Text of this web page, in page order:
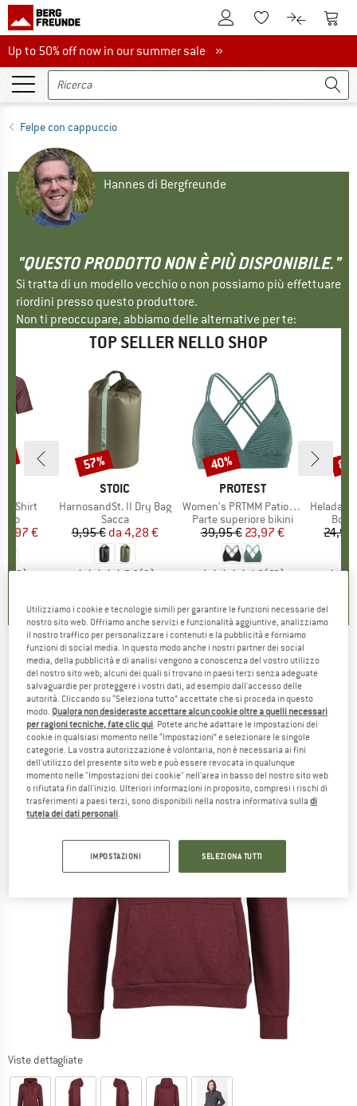
Al conto clienteAlla lista
Al Al
Up to 50% off now in our summer sale
Up to 50% off now in our summer sale »
Felpe con cappuccio
Hannes di Bergfreunde
"QUESTO PRODOTTO NON È PIÙ DISPONIBILE."
Si tratta di un modello vecchio o non possiamo più effettuare
riordini presso questo produttore.
Non ti preoccupare, abbiamo delle alternative per te:
TOP SELLER NELLO SHOP
T-Shirt
ridotto
€
(3)
MARCHIO
STOIC
Articolo
HarnosandSt. II Dry Bag
Gruppo di prodotti
Sacca
Prezzo
9,95 € Prezzo ridotto
da 4,28 €
5,0(2)
Sconto
57%
MARCHIO
PROTEST
Articolo
Women's PRTMM Patio Triangle
Gruppo di prodotti
Parte superiore bikini
Prezzo
39,95 €Prezzo ridotto
23,97 €
4,9(23)
Sconto
40%
Articolo
HeladagenSt.
24,95
NIKIN -Treehoodie - Felpa con cappuccio
(0)
Viste dettagliate
Utilizziamo i cookie e tecnologie simili per garantire le funzioni necessarie del
nostro sito web. Offriamo anche servizi e funzionalità aggiuntive, analizziamo
il nostro traffico per personalizzare i contenuti e la pubblicità e forniamo
funzioni di social media. In questo modo anche i nostri partner dei social
media, della pubblicità e di analisi vengono a conoscenza del vostro utilizzo
del nostro sito web; alcuni dei quali si trovano in paesi terzi senza adeguate
salvaguardie per proteggere i vostri dati, ad esempio dall'accesso delle
autorità. Cliccando su “Seleziona tutto” accettate che si proceda in questo
modo. Qualora non desideraste accettare alcun cookie oltre a quelli necessari
per ragioni tecniche, fate clic qui. Potete anche adattare le impostazioni dei
cookie in qualsiasi momento nelle “Impostazioni” e selezionare le singole
categorie. La vostra autorizzazione è volontaria, non è necessaria ai fini
dell'utilizzo del presente sito web e può essere revocata in qualunque
momento nelle "Impostazioni dei cookie" nell'area in basso del nostro sito web
o rifiutata fin dall'inizio. Ulteriori informazioni in proposito, compresi i rischi di
trasferimenti a paesi terzi, sono disponibili nella nostra informativa sulladi
tutela dei dati personali.
IMPOSTAZIONI SELEZIONA TUTTI